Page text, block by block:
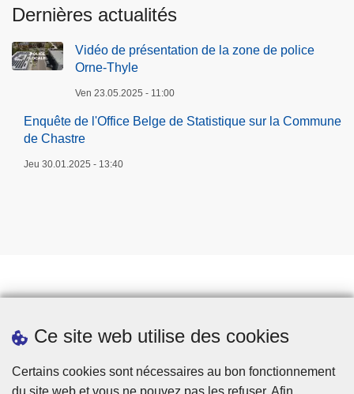
Ce site web utilise des cookies
Certains cookies sont nécessaires au bon fonctionnement
du site web et vous ne pouvez pas les refuser. Afin
Dernières actualités
Vidéo de présentation de la zone de police
Orne-Thyle
Ven 23.05.2025 - 11:00
Enquête de l'Office Belge de Statistique sur la Commune
de Chastre
Jeu 30.01.2025 - 13:40
Téléchargements
Presse